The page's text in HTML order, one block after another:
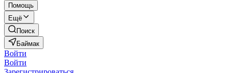
Помощь
Ещё
Поиск
Баймак
Войти
Войти